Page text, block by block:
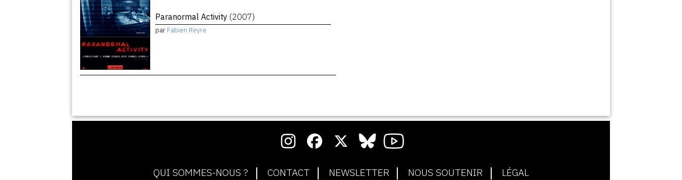
Paranormal Activity (2007)
par Fabien Reyre
QUI SOMMES-NOUS ? CONTACT NEWSLETTER NOUS SOUTENIR LÉGAL